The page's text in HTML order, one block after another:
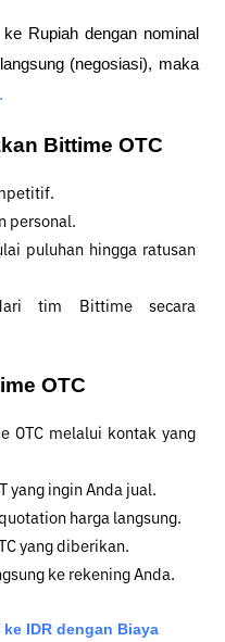
Rupiah dengan nominal
(negosiasi), maka
.
Bittime OTC
personal.
puluhan hingga ratusan
tim Bittime secara
OTC
OTC melalui kontak yang
yang ingin Anda jual.
harga langsung.
yang diberikan.
ke rekening Anda.
ke IDR dengan Biaya